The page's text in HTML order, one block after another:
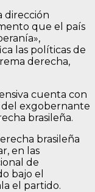
dirección
que el país
las políticas de
derecha,
cuenta con
del exgobernante
brasileña.
brasileña
en las
de
bajo el
el partido.